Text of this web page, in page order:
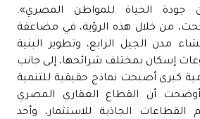
جودة الحياة للمواطن المصري».
من خلال هذه الرؤية، في مضاعفة
مدن الجيل الرابع، وتطوير البنية
إسكان بمختلف شرائحها، إلى جانب
كبرى أصبحت نماذج حقيقية للتنمية
وأوضحت أن القطاع العقاري المصري
الجاذبة للاستثمار، وأحد